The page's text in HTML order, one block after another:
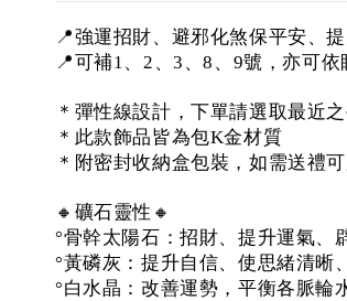
📍強運招財、避邪化煞保平安、
📍可補1、2、3、8、9號，亦可
＊彈性線設計，下單請選取最近
＊此款飾品皆為包K金材質
＊附密封收納盒包裝，如需送禮
🔸礦石靈性🔸
°骨幹太陽石：招財、提升運氣、
°黃磷灰：提升自信、使思緒清晰
°白水晶：改善運勢，平衡各脈輪